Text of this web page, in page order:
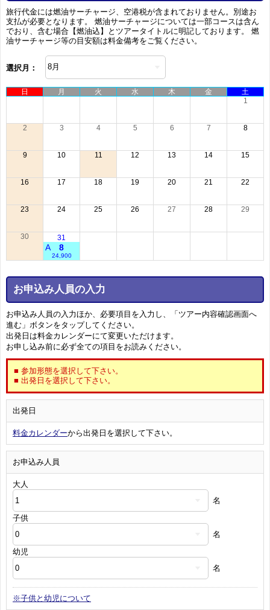
旅行代金には燃油サーチャージ、空港税が含まれておりません。別途お
支払が必要となります。 燃油サーチャージについては一部コースは含ん
でおり、含む場合【燃油込】とツアータイトルに明記しております。 燃
油サーチャージ等の目安額は料金備考をご覧ください。
選択月：
日 月 火 水 木 金
土
1
2 3 4 5 6 7 8
9 10 11 12 13 14 15
16 17 18 19 20 21 22
23 24 25 26 27 28 29
30 31
8
A
24,900
お申込み人員の入力
お申込み人員の入力ほか、必要項目を入力し、「ツアー内容確認画面へ
進む」ボタンをタップしてください。
出発日は料金カレンダーにて変更いただけます。
お申し込み前に必ず全ての項目をお読みください。
■ 参加形態を選択して下さい。
■ 出発日を選択して下さい。
出発日
料金カレンダーから出発日を選択して下さい。
お申込み人員
大人
名
子供
名
幼児
名
※子供と幼児について